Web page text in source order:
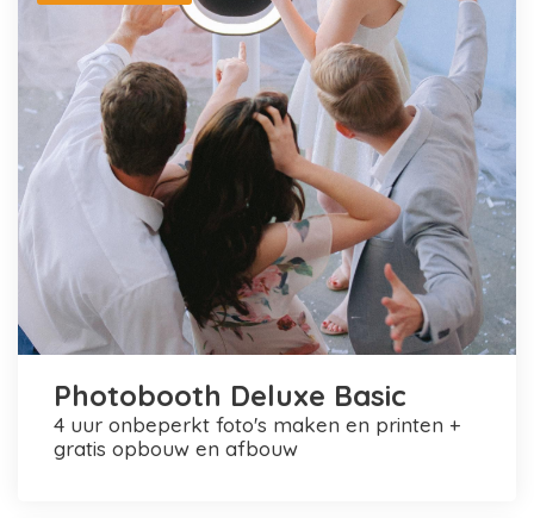
Photobooth Deluxe Basic
4 uur onbeperkt foto's maken en printen +
gratis opbouw en afbouw